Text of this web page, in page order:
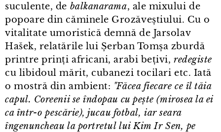
suculente, de balkanarama, ale mixului de
popoare din căminele Grozăveștiului. Cu o
vitalitate umoristică demnă de Jarsolav
Hašek, relatările lui Șerban Tomșa zburdă
printre prinți africani, arabi bețivi,redegiste
cu libidoul mărit, cubanezi tocilari etc. Iată
o mostră din ambient: "Făcea fiecare ce îl tăia
capul. Coreenii se îndopau cu pește (mirosea la ei
ca într⁠-⁠o pescărie), jucau fotbal, iar seara
îngenuncheau la portretul lui Kim Ir Sen, pe